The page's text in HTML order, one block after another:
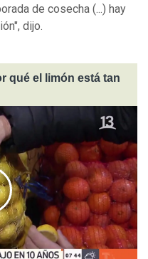
de cosecha (...) hay
dijo.
qué el limón está tan